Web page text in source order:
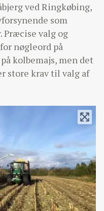
ved Ringkøbing,
som
valg og
nøgleord på
kolbemajs, men det
store krav til valg af